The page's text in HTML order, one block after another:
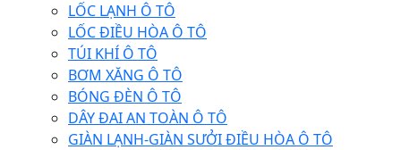
LỐC LẠNH Ô TÔ
LỐC ĐIỀU HÒA Ô TÔ
TÚI KHÍ Ô TÔ
BƠM XĂNG Ô TÔ
BÓNG ĐÈN Ô TÔ
DÂY ĐAI AN TOÀN Ô TÔ
GIÀN LẠNH-GIÀN SƯỞI ĐIỀU HÒA Ô TÔ